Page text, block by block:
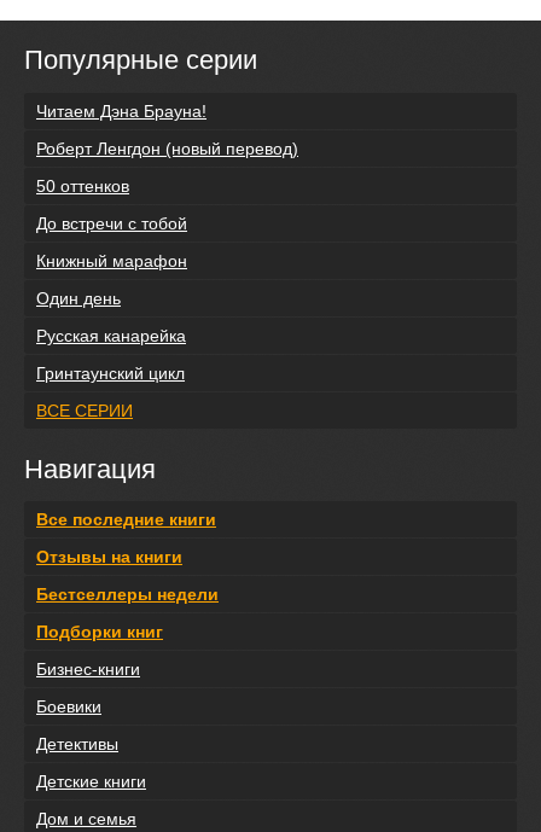
Популярные серии
Читаем Дэна Брауна!
Роберт Ленгдон (новый перевод)
50 оттенков
До встречи с тобой
Книжный марафон
Один день
Русская канарейка
Гринтаунский цикл
ВСЕ СЕРИИ
Навигация
Все последние книги
Отзывы на книги
Бестселлеры недели
Подборки книг
Бизнес-книги
Боевики
Детективы
Детские книги
Дом и семья